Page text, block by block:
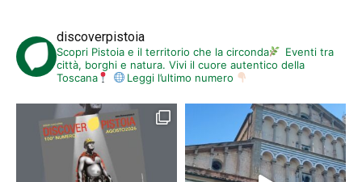
discoverpistoia
Scopri Pistoia e il territorio che la circonda
Eventi tra
città, borghi e natura. Vivi il cuore autentico della
Toscana
Leggi l’ultimo numero